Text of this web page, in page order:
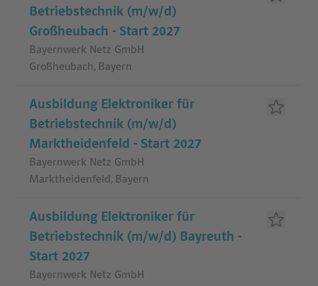
Betriebstechnik (m/w/d)
Großheubach - Start 2027
Bayernwerk Netz GmbH
Großheubach, Bayern
Ausbildung Elektroniker für
Betriebstechnik (m/w/d)
Marktheidenfeld - Start 2027
Bayernwerk Netz GmbH
Marktheidenfeld, Bayern
Ausbildung Elektroniker für
Betriebstechnik (m/w/d) Bayreuth -
Start 2027
Bayernwerk Netz GmbH